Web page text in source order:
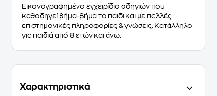
Εικονογραφημένο εγχειρίδιο οδηγιών που
καθοδηγεί βήμα-βήμα το παιδί και με πολλές
επιστημονικές πληροφορίες & γνώσεις. Κατάλληλο
για παιδιά από 8 ετών και άνω.
Χαρακτηριστικά